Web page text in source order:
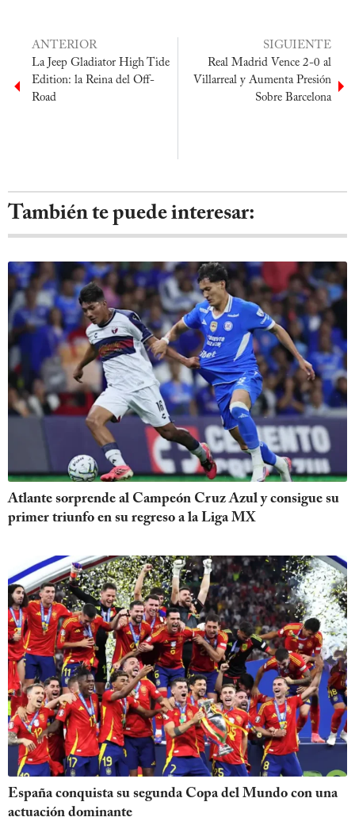
ANTERIOR
La Jeep Gladiator High Tide
Edition: la Reina del Off-
Road
SIGUIENTE
Real Madrid Vence 2-0 al
Villarreal y Aumenta Presión
Sobre Barcelona
También te puede interesar:
Atlante sorprende al Campeón Cruz Azul y consigue su
primer triunfo en su regreso a la Liga MX
España conquista su segunda Copa del Mundo con una
actuación dominante